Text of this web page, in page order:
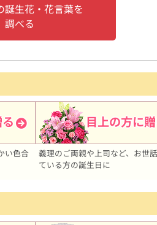
誕生花・花言葉を
調べる
い色合
目上の方に
義理のご両親や上司など、お世
ている方の誕生日に